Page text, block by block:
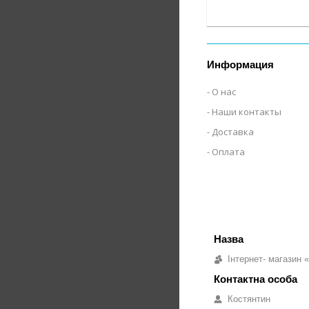
Информация
О нас
Наши контакты
Доставка
Оплата
Інтернет- магазин
Костянтин